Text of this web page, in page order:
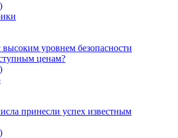
уровнем безопасности
ценам?
принесли успех известным